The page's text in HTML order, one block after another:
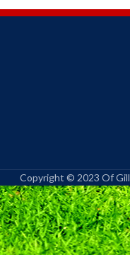
Copyright © 2023 Of